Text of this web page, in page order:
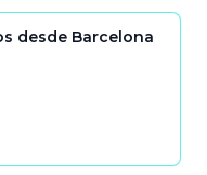
desde Barcelona